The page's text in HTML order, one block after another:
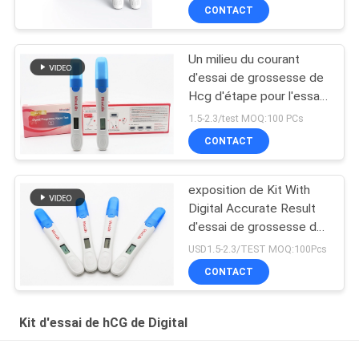
CONTACT
Un milieu du courant
d'essai de grossesse de
Hcg d'étape pour l'essai
précis
1.5-2.3/test MOQ:100 PCs
CONTACT
exposition de Kit With
Digital Accurate Result
d'essai de grossesse de
la CE ANVISA de
10mIU/mL 510k
USD1.5-2.3/TEST MOQ:100Pcs
CONTACT
Kit d'essai de hCG de Digital